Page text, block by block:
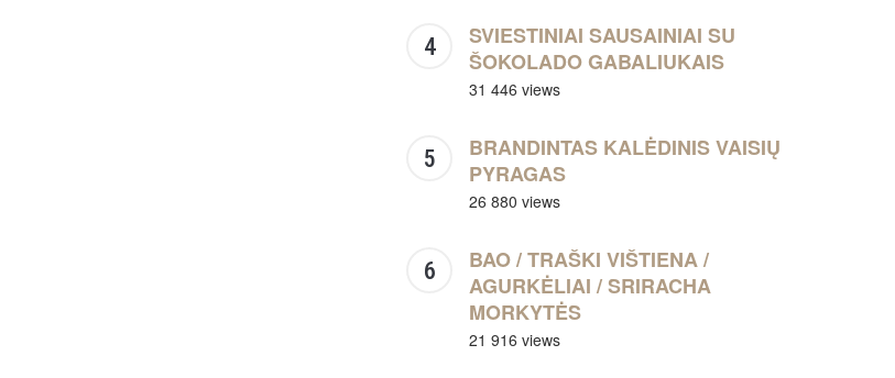
SVIESTINIAI SAUSAINIAI SU
ŠOKOLADO GABALIUKAIS
31 446 views
BRANDINTAS KALĖDINIS VAISIŲ
PYRAGAS
26 880 views
BAO / TRAŠKI VIŠTIENA /
AGURKĖLIAI / SRIRACHA
MORKYTĖS
21 916 views